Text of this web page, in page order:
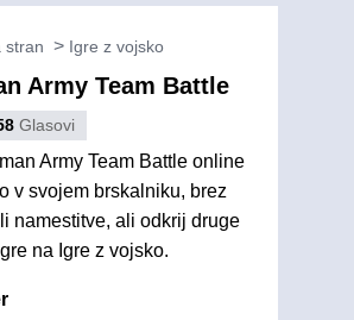
stran Igre z vojsko
Army Team Battle
Glasovi
Army Team Battle online
v svojem brskalniku, brez
namestitve, ali odkrij druge
na Igre z vojsko.